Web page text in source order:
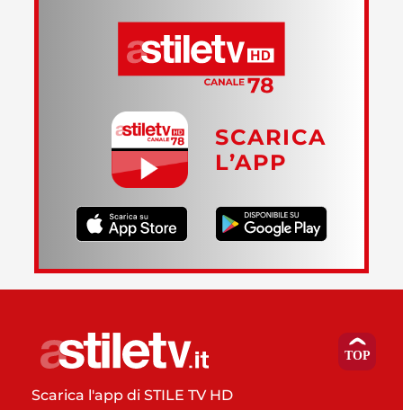
SCARICA
L’APP
Scarica l'app di STILE TV HD